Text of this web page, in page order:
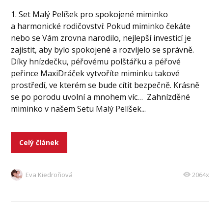
1. Set Malý Pelíšek pro spokojené miminko
a harmonické rodičovství: Pokud miminko čekáte
nebo se Vám zrovna narodilo, nejlepší investicí je
zajistit, aby bylo spokojené a rozvíjelo se správně.
Díky hnízdečku, péřovému polštářku a péřové
peřince MaxiDráček vytvoříte miminku takové
prostředí, ve kterém se bude cítit bezpečně. Krásně
se po porodu uvolní a mnohem víc… Zahnízděné
miminko v našem Setu Malý Pelíšek...
Celý článek
Eva Kiedroňová 2064x